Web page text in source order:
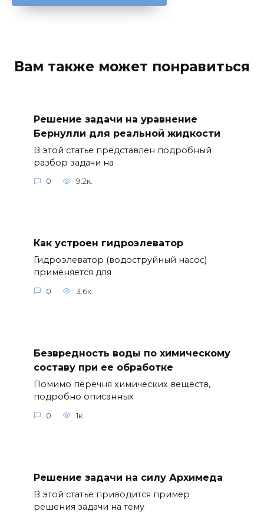
Вам также может понравиться
Решение задачи на уравнение
Бернулли для реальной жидкости
В этой статье представлен подробный
разбор задачи на
0 9.2к.
Как устроен гидроэлеватор
Гидроэлеватор (водоструйный насос)
применяется для
0 3.6к.
Безвредность воды по химическому
составу при ее обработке
Помимо перечня химических веществ,
подробно описанных
0 1к.
Решение задачи на силу Архимеда
В этой статье приводится пример
решения задачи на тему